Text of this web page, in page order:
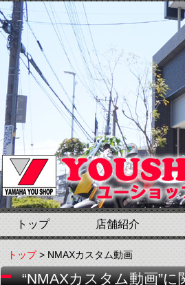
トップ 店舗紹介
トップ> NMAXカスタム動画
“NMAXカスタム動画”に